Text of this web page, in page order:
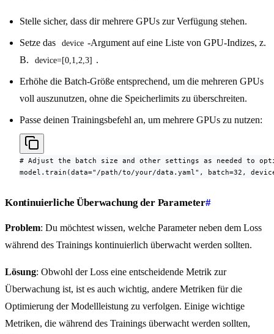
Stelle sicher, dass dir mehrere GPUs zur Verfügung stehen.
Setze das device -Argument auf eine Liste von GPU-Indizes, z.
B.
device=[0,1,2,3] .
Erhöhe die Batch-Größe entsprechend, um die mehreren GPUs
voll auszunutzen, ohne die Speicherlimits zu überschreiten.
Passe deinen Trainingsbefehl an, um mehrere GPUs zu nutzen:
# Adjust the batch size and other settings as needed to
model.train(data="/path/to/your/data.yaml", batch=32,
Kontinuierliche Überwachung der Parameter#
Problem: Du möchtest wissen, welche Parameter neben dem Loss
während des Trainings kontinuierlich überwacht werden sollten.
Lösung: Obwohl der Loss eine entscheidende Metrik zur
Überwachung ist, ist es auch wichtig, andere Metriken für die
Optimierung der Modellleistung zu verfolgen. Einige wichtige
Metriken, die während des Trainings überwacht werden sollten,